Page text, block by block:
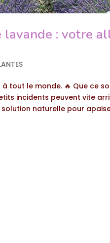
: votre
tout le monde. 🔥 Que ce
incidents peuvent vite
naturelle pour